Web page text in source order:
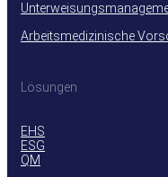
Arbeitsmedizinische
Lösungen
EHS
ESG
QM